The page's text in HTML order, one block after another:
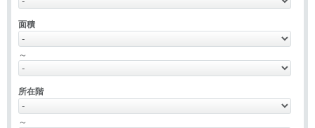
面積
～
所在階
～